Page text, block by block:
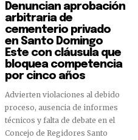
Denuncian aprobación
arbitraria de
cementerio privado
en Santo Domingo
Este con cláusula que
bloquea competencia
por cinco años
Advierten violaciones al debido
proceso, ausencia de informes
técnicos y falta de debate en el
Concejo de Regidores Santo